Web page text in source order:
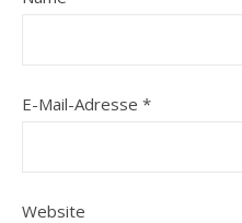
E-Mail-Adresse *
Website